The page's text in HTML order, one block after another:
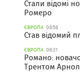
Стали відомі
Ромеро
ЄВРОПА 08:58
Став відомий
ЄВРОПА 08:31
Романо:
Трентом